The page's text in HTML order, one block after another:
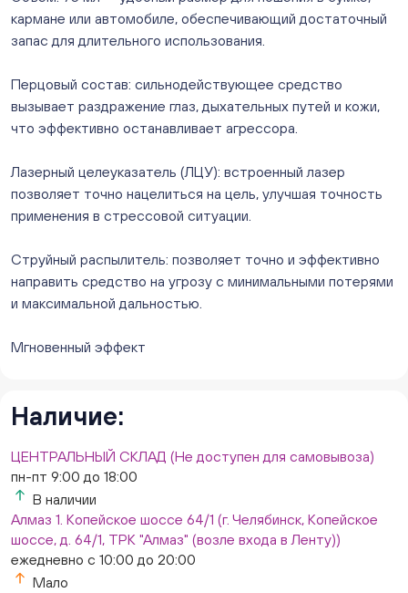
ежедневно с 10:00 до 20:00
Мало
8/1, ТЦ "Слава")
Мало
Слон. Миасс, Автозаводцев (ТК Слон, г. Миасс)
Сталеваров 5(ЦВЕТЫ) (г. Челябинск, ул. Сталеваров
5/3)
ежедневно с 10:00 до 20:00
кармане или автомобиле, обеспечивающий достаточный
запас для длительного использования.
Перцовый состав: сильнодействующее средство
вызывает раздражение глаз, дыхательных путей и кожи,
что эффективно останавливает агрессора.
Лазерный целеуказатель (ЛЦУ): встроенный лазер
позволяет точно нацелиться на цель, улучшая точность
применения в стрессовой ситуации.
Струйный распылитель: позволяет точно и эффективно
направить средство на угрозу с минимальными потерями
и максимальной дальностью.
Мгновенный эффект
Наличие:
ЦЕНТРАЛЬНЫЙ СКЛАД (Не доступен для самовывоза)
пн-пт 9:00 до 18:00
В наличии
Алмаз 1. Копейское шоссе 64/1 (г. Челябинск, Копейское
шоссе, д. 64/1, ТРК "Алмаз" (возле входа в Ленту))
ежедневно с 10:00 до 20:00
Мало